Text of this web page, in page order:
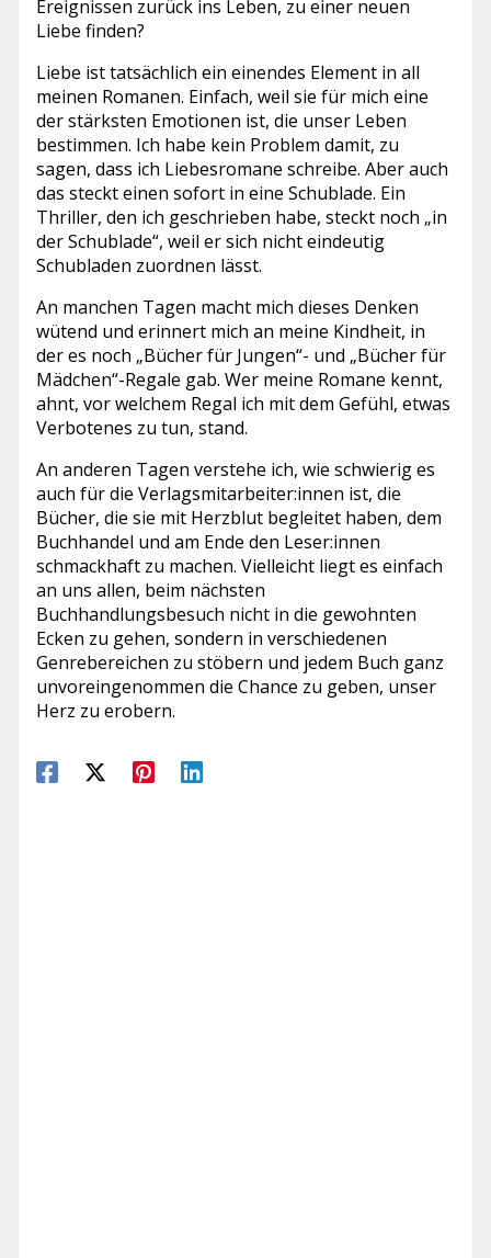
Ereignissen zurück ins Leben, zu einer neuen
Liebe finden?
Liebe ist tatsächlich ein einendes Element in all
meinen Romanen. Einfach, weil sie für mich eine
der stärksten Emotionen ist, die unser Leben
bestimmen. Ich habe kein Problem damit, zu
sagen, dass ich Liebesromane schreibe. Aber auch
das steckt einen sofort in eine Schublade. Ein
Thriller, den ich geschrieben habe, steckt noch „in
der Schublade“, weil er sich nicht eindeutig
Schubladen zuordnen lässt.
An manchen Tagen macht mich dieses Denken
wütend und erinnert mich an meine Kindheit, in
der es noch „Bücher für Jungen“- und „Bücher für
Mädchen“-Regale gab. Wer meine Romane kennt,
ahnt, vor welchem Regal ich mit dem Gefühl, etwas
Verbotenes zu tun, stand.
An anderen Tagen verstehe ich, wie schwierig es
auch für die Verlagsmitarbeiter:innen ist, die
Bücher, die sie mit Herzblut begleitet haben, dem
Buchhandel und am Ende den Leser:innen
schmackhaft zu machen. Vielleicht liegt es einfach
an uns allen, beim nächsten
Buchhandlungsbesuch nicht in die gewohnten
Ecken zu gehen, sondern in verschiedenen
Genrebereichen zu stöbern und jedem Buch ganz
unvoreingenommen die Chance zu geben, unser
Herz zu erobern.